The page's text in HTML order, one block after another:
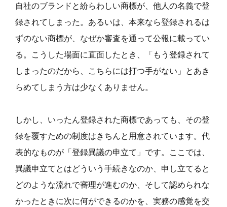
自社のブランドと紛らわしい商標が、他人の名義で登
録されてしまった。あるいは、本来なら登録されるは
ずのない商標が、なぜか審査を通って公報に載ってい
る。こうした場面に直面したとき、「もう登録されて
しまったのだから、こちらには打つ手がない」とあき
らめてしまう方は少なくありません。
しかし、いったん登録された商標であっても、その登
録を覆すための制度はきちんと用意されています。代
表的なものが「登録異議の申立て」です。ここでは、
異議申立てとはどういう手続きなのか、申し立てると
どのような流れで審理が進むのか、そして認められな
かったときに次に何ができるのかを、実務の感覚を交